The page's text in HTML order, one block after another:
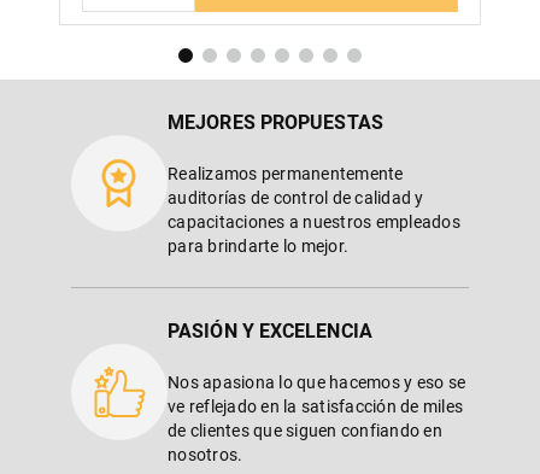
MEJORES PROPUESTAS
Realizamos permanentemente
auditorías de control de calidad y
capacitaciones a nuestros empleados
para brindarte lo mejor.
PASIÓN Y EXCELENCIA
Nos apasiona lo que hacemos y eso se
ve reflejado en la satisfacción de miles
de clientes que siguen confiando en
nosotros.